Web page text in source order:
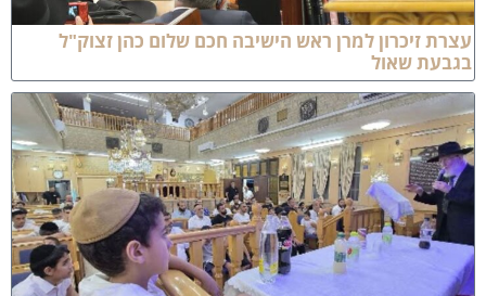
זיכרון למרן ראש הישיבה חכם שלום כהן זצוק"ל
שאול